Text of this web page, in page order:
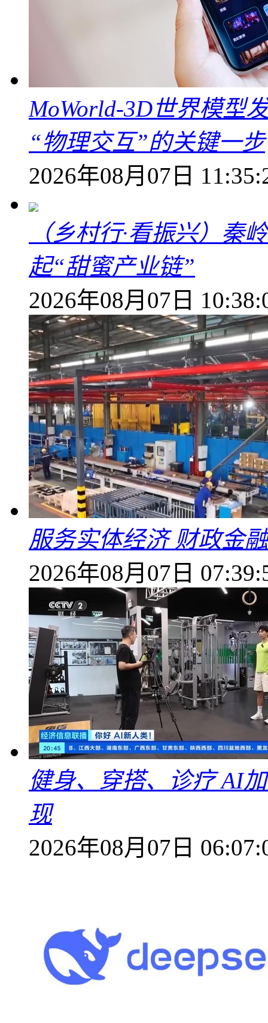
MoWorld-3D世界模型
“物理交互”的关键一步
2026年08月07日
（乡村行·看振兴）秦
起“甜蜜产业链”
2026年08月07日
服务实体经济 财政金
2026年08月07日
健身、穿搭、诊疗 AI
现
2026年08月07日